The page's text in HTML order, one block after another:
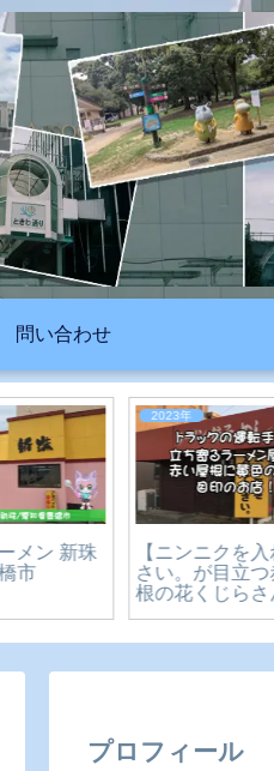
問い合わせ
2023年
【ニンニクを入れて下
さい。が目立つ赤い屋
根の花くじらさん】愛
千
ン)
プロフィール